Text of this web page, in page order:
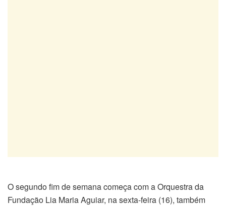
O segundo fim de semana começa com a Orquestra da
Fundação Lia Maria Aguiar, na sexta-feira (16), também